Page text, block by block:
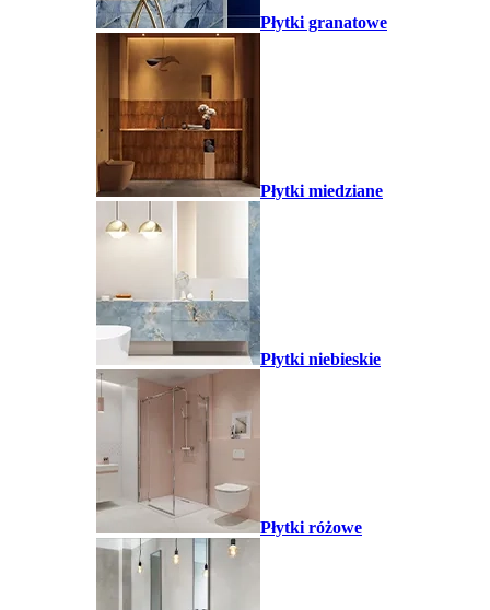
Płytki granatowe
Płytki miedziane
Płytki niebieskie
Płytki różowe